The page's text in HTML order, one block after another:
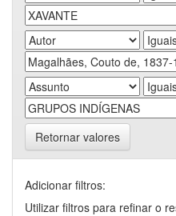
Retornar valores
Adicionar filtros:
Utilizar filtros para refinar o